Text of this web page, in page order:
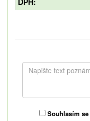
Souhlasím se